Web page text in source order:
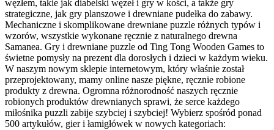
węzłem, takie jak diabelski węzeł i gry w kości, a także gry
strategiczne, jak gry planszowe i drewniane pudełka do zabawy.
Mechaniczne i skomplikowane drewniane puzzle różnych typów i
wzorów, wszystkie wykonane ręcznie z naturalnego drewna
Samanea. Gry i drewniane puzzle od Ting Tong Wooden Games to
świetne pomysły na prezent dla dorosłych i dzieci w każdym wieku.
W naszym nowym sklepie internetowym, który właśnie został
przeprojektowany, mamy online nasze piękne, ręcznie robione
produkty z drewna. Ogromna różnorodność naszych ręcznie
robionych produktów drewnianych sprawi, że serce każdego
miłośnika puzzli zabije szybciej i szybciej! Wybierz spośród ponad
500 artykułów, gier i łamigłówek w nowych kategoriach: